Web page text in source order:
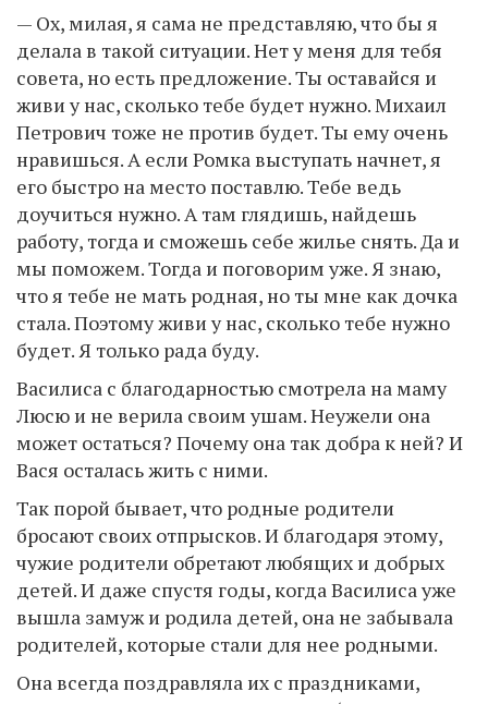
— Ох, милая, я сама не представляю, что бы я
делала в такой ситуации. Нет у меня для тебя
совета, но есть предложение. Ты оставайся и
живи у нас, сколько тебе будет нужно. Михаил
Петрович тоже не против будет. Ты ему очень
нравишься. А если Ромка выступать начнет, я
его быстро на место поставлю. Тебе ведь
доучиться нужно. А там глядишь, найдешь
работу, тогда и сможешь себе жилье снять. Да и
мы поможем. Тогда и поговорим уже. Я знаю,
что я тебе не мать родная, но ты мне как дочка
стала. Поэтому живи у нас, сколько тебе нужно
будет. Я только рада буду.
Василиса с благодарностью смотрела на маму
Люсю и не верила своим ушам. Неужели она
может остаться? Почему она так добра к ней? И
Вася осталась жить с ними.
Так порой бывает, что родные родители
бросают своих отпрысков. И благодаря этому,
чужие родители обретают любящих и добрых
детей. И даже спустя годы, когда Василиса уже
вышла замуж и родила детей, она не забывала
родителей, которые стали для нее родными.
Она всегда поздравляла их с праздниками,